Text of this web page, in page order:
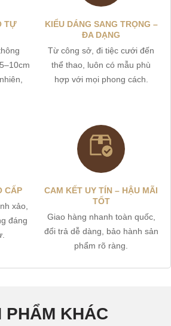
TỰ
KIỂU DÁNG SANG TRỌNG –
ĐA DẠNG
Từ công sở, đi tiệc cưới đến
thể thao, luôn có mẫu phù
hợp với mọi phong cách.
CẤP
xảo,
đáng
CAM KẾT UY TÍN – HẬU MÃI
TỐT
Giao hàng nhanh toàn quốc,
đổi trả dễ dàng, bảo hành sản
phẩm rõ ràng.
PHẨM KHÁC